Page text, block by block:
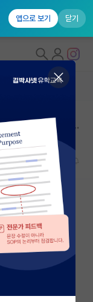
앱으로 보기 닫기
는 하고 오세요.